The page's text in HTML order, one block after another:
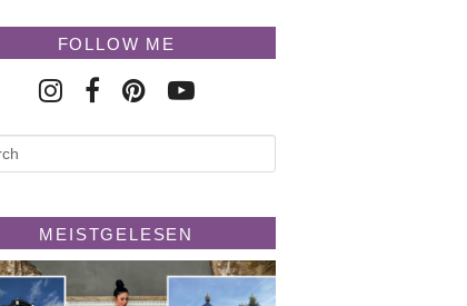
FOLLOW ME
MEISTGELESEN